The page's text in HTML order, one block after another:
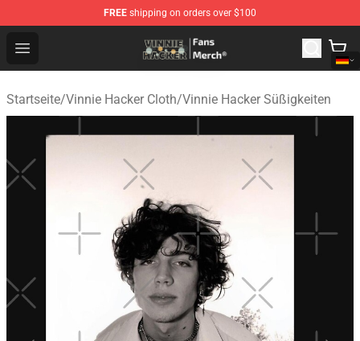
FREE shipping on orders over $100
Open menu
Vinnie Hacker Store - Official Vinnie Hacker Merchandise
Startseite/Vinnie Hacker Cloth/Vinnie Hacker Süßigkeiten